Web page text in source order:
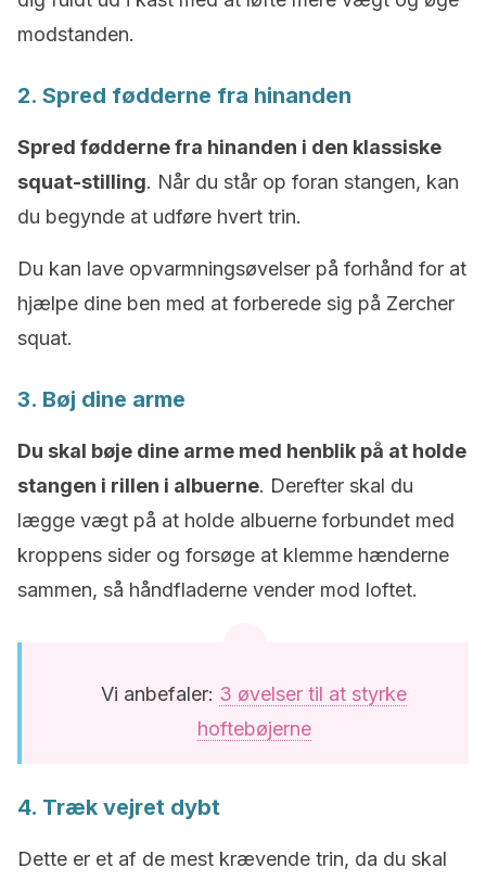
modstanden.
2. Spred fødderne fra hinanden
Spred fødderne fra hinanden i den klassiske
squat-stilling. Når du står op foran stangen, kan
du begynde at udføre hvert trin.
Du kan lave opvarmningsøvelser på forhånd for at
hjælpe dine ben med at forberede sig på Zercher
squat.
3. Bøj dine arme
Du skal bøje dine arme med henblik på at holde
stangen i rillen i albuerne. Derefter skal du
lægge vægt på at holde albuerne forbundet med
kroppens sider og forsøge at klemme hænderne
sammen, så håndfladerne vender mod loftet.
Vi anbefaler: 3 øvelser til at styrke
hoftebøjerne
4. Træk vejret dybt
Dette er et af de mest krævende trin, da du skal